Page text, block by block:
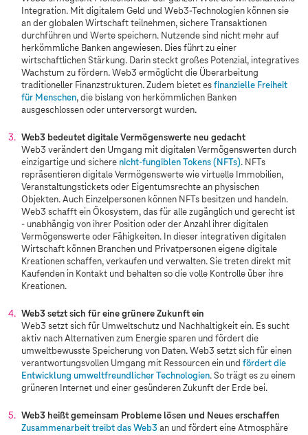
Integration. Mit digitalem Geld und Web3-Technologien können sie
an der globalen Wirtschaft teilnehmen, sichere Transaktionen
durchführen und Werte speichern. Nutzende sind nicht mehr auf
herkömmliche Banken angewiesen. Dies führt zu einer
wirtschaftlichen Stärkung. Darin steckt großes Potenzial, integratives
Wachstum zu fördern. Web3 ermöglicht die Überarbeitung
traditioneller Finanzstrukturen. Zudem bietet es finanzielle Freiheit
für Menschen, die bislang von herkömmlichen Banken
ausgeschlossen oder unterversorgt wurden.
Web3 bedeutet digitale Vermögenswerte neu gedacht
Web3 verändert den Umgang mit digitalen Vermögenswerten durch
einzigartige und sichere nicht-fungiblen Tokens (NFTs). NFTs
repräsentieren digitale Vermögenswerte wie virtuelle Immobilien,
Veranstaltungstickets oder Eigentumsrechte an physischen
Objekten. Auch Einzelpersonen können NFTs besitzen und handeln.
Web3 schafft ein Ökosystem, das für alle zugänglich und gerecht ist
- unabhängig von ihrer Position oder der Anzahl ihrer digitalen
Vermögenswerte oder Fähigkeiten. In dieser integrativen digitalen
Wirtschaft können Branchen und Privatpersonen eigene digitale
Kreationen schaffen, verkaufen und verwalten. Sie treten direkt mit
Kaufenden in Kontakt und behalten so die volle Kontrolle über ihre
Kreationen.
Web3 setzt sich für eine grünere Zukunft ein
Web3 setzt sich für Umweltschutz und Nachhaltigkeit ein. Es sucht
aktiv nach Alternativen zum Energie sparen und fördert die
umweltbewusste Speicherung von Daten. Web3 setzt sich für einen
verantwortungsvollen Umgang mit Ressourcen ein und fördert die
Entwicklung umweltfreundlicher Technologien. So trägt es zu einem
grüneren Internet und einer gesünderen Zukunft der Erde bei.
Web3 heißt gemeinsam Probleme lösen und Neues erschaffen
Zusammenarbeit treibt das Web3 an und fördert eine Atmosphäre